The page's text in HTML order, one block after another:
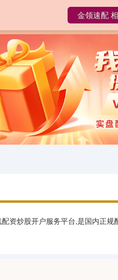
资炒股开户服务平台,是国内正
金领速配